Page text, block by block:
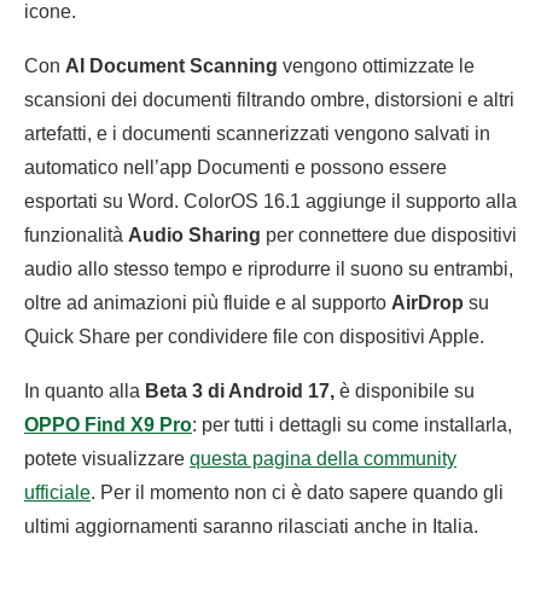
icone.
Con AI Document Scanning vengono ottimizzate le
scansioni dei documenti filtrando ombre, distorsioni e altri
artefatti, e i documenti scannerizzati vengono salvati in
automatico nell’app Documenti e possono essere
esportati su Word. ColorOS 16.1 aggiunge il supporto alla
funzionalità Audio Sharing per connettere due dispositivi
audio allo stesso tempo e riprodurre il suono su entrambi,
oltre ad animazioni più fluide e al supporto AirDrop su
Quick Share per condividere file con dispositivi Apple.
In quanto alla Beta 3 di Android 17, è disponibile su
OPPO Find X9 Pro: per tutti i dettagli su come installarla,
potete visualizzare questa pagina della community
ufficiale. Per il momento non ci è dato sapere quando gli
ultimi aggiornamenti saranno rilasciati anche in Italia.